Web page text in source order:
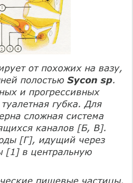
от похожих на вазу,
полостью Sycon sp.
и прогрессивных
губка. Для
сложная система
каналов [Б, В].
[Г], идущий через
[1] в центральную
пищевые частицы.